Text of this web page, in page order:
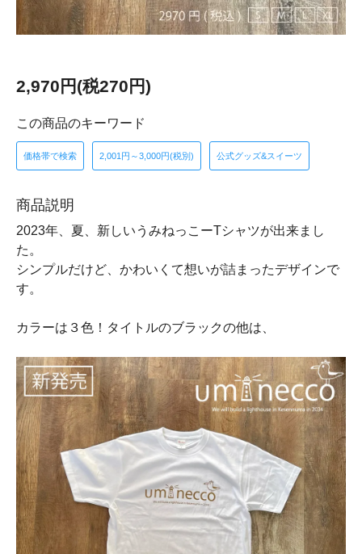
2,970円(税270円)
この商品のキーワード
価格帯で検索 2,001円～3,000円(税別) 公式グッズ&スイーツ
商品説明
2023年、夏、新しいうみねっこーTシャツが出来まし
た。
シンプルだけど、かわいくて想いが詰まったデザインで
す。
カラーは３色！タイトルのブラックの他は、